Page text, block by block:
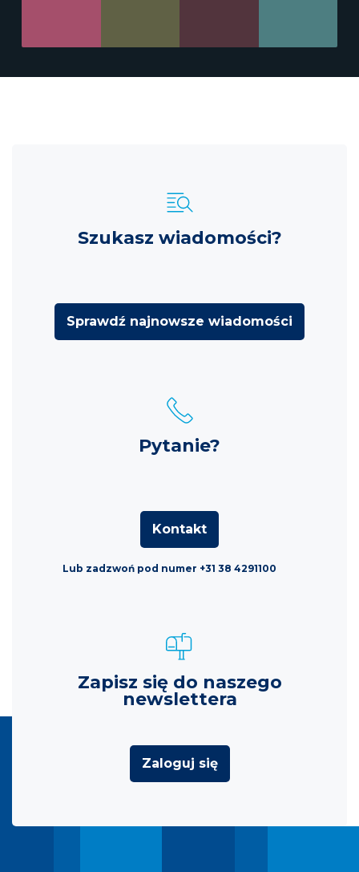
Szukasz wiadomości?
Sprawdź najnowsze wiadomości
Pytanie?
Kontakt
Lub zadzwoń pod numer +31 38 4291100
Zapisz się do naszego
newslettera
Zaloguj się